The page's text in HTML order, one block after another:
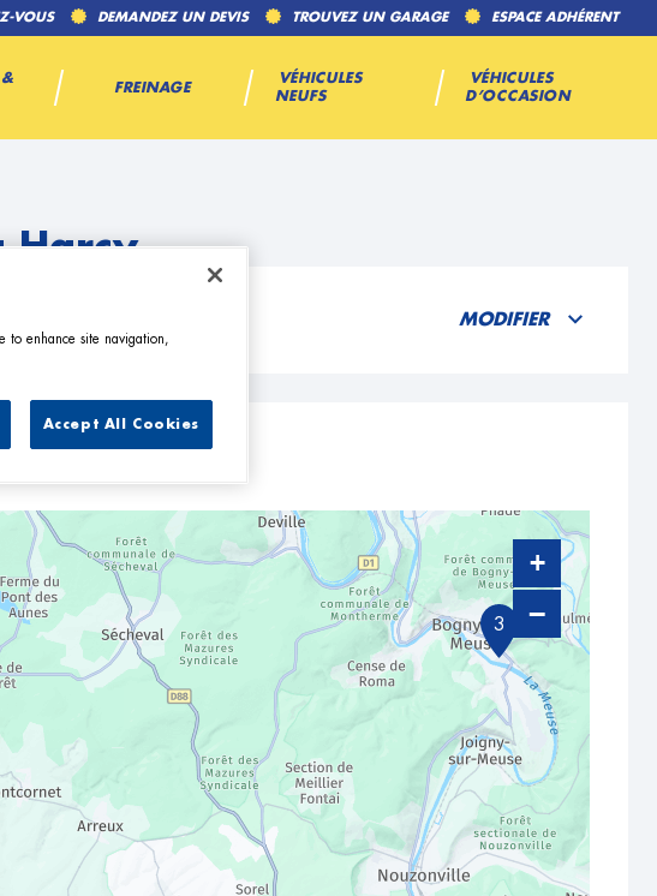
VOUS DEMANDEZ UN DEVIS TROUVEZ UN GARAGE ESPACE ADHÉRENT
&
FREINAGE
VÉHICULES
NEUFS
VÉHICULES
D’OCCASION
Harcy
MODIFIER
3
+
−
to enhance site navigation,
Accept All Cookies